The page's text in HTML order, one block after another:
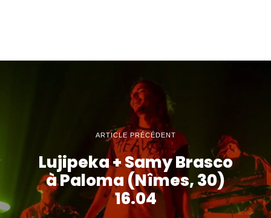
ARTICLE PRÉCÉDENT
Lujipeka + Samy Brasco
à Paloma (Nîmes, 30)
16.04